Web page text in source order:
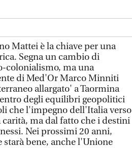
Mattei è la chiave per una
Segna un cambio di
colonialismo, ma una
di Med'Or Marco Minniti
allargato' a Taormina
degli equilibri geopolitici
che l'impegno dell'Italia verso
ma dal fatto che i destini
Nei prossimi 20 anni,
bene, anche l'Unione